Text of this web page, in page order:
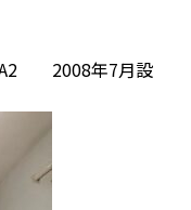
2008年7月設